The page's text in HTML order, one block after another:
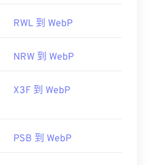
RWL 到 WebP
NRW 到 WebP
X3F 到 WebP
PSB 到 WebP